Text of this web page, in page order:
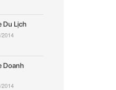
Du Lịch
2014
Doanh
2014